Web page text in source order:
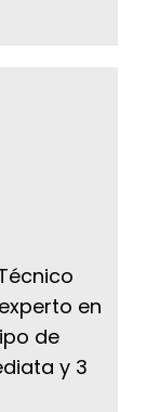
en
de
y 3